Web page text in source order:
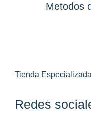
Metodos
Tienda
Redes